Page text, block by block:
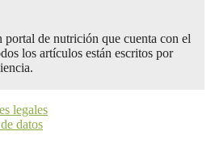
de nutrición que cuenta con el
los artículos están escritos por
legales
datos